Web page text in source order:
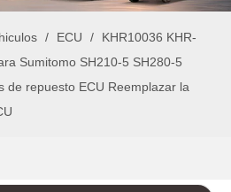
/ ECU /
KHR10036 KHR-
Sumitomo SH210-5 SH280-5
de repuesto ECU Reemplazar la